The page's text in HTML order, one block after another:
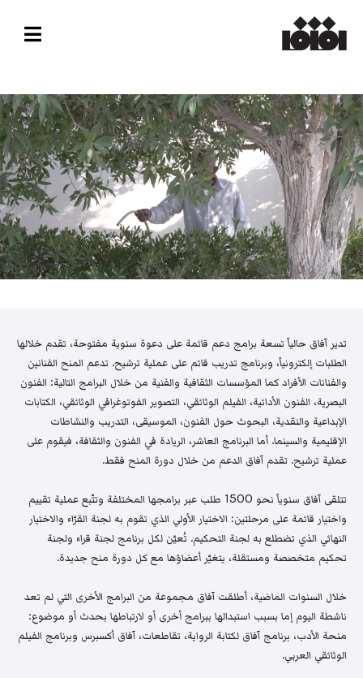
تدير آفاق حالياً تسعة برامج دعم قائمة على دعوة سنوية مفتوحة، تقدم خلالها
الطلبات إلكترونياً، وبرنامج تدريب قائم على عملية ترشيح. تدعم المنح الفنانين
والفنانات الأفراد كما المؤسسات الثقافية والفنية من خلال البرامج التالية: الفنون
البصرية، الفنون الأدائية، الفيلم الوثائقي، التصوير الفوتوغرافي الوثائقي، الكتابات
الإبداعية والنقدية، البحوث حول الفنون، الموسيقى، التدريب والنشاطات
الإقليمية والسينما. أما البرنامج العاشر، الريادة في الفنون والثقافة، فيقوم على
عملية ترشيح. تقدم آفاق الدعم من خلال دورة المنح فقط.
تتلقى آفاق سنوياً نحو 1500 طلب عبر برامجها المختلفة وتتّبع عملية تقييم
واختيار قائمة على مرحلتين: الاختيار الأولي الذي تقوم به لجنة القرّاء والاختيار
النهائي الذي تضطلع به لجنة التحكيم. تُعيّن لكل برنامج لجنة قراء ولجنة
تحكيم متخصصة ومستقلة، يتغيّر أعضاؤها مع كل دورة منح جديدة.
خلال السنوات الماضية، أطلقت آفاق مجموعة من البرامج الأخرى التي لم تعد
ناشطة اليوم إما بسبب استبدالها ببرامج أخرى أو لارتباطها بحدث أو موضوع:
منحة الأدب، برنامج آفاق لكتابة الرواية، تقاطعات، آفاق أكسبرس وبرنامج الفيلم
الوثائقي العربي.